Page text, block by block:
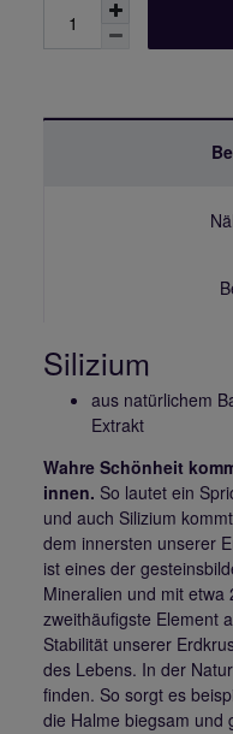
Silizium
aus natürlichem
Extrakt
Wahre Schönheit
innen. So lautet ein
und auch Silizium
dem innersten unserer
ist eines der
Mineralien und mit etwa
zweithäufigste Element
Stabilität unserer
des Lebens. In der
finden. So sorgt es
die Halme biegsam und